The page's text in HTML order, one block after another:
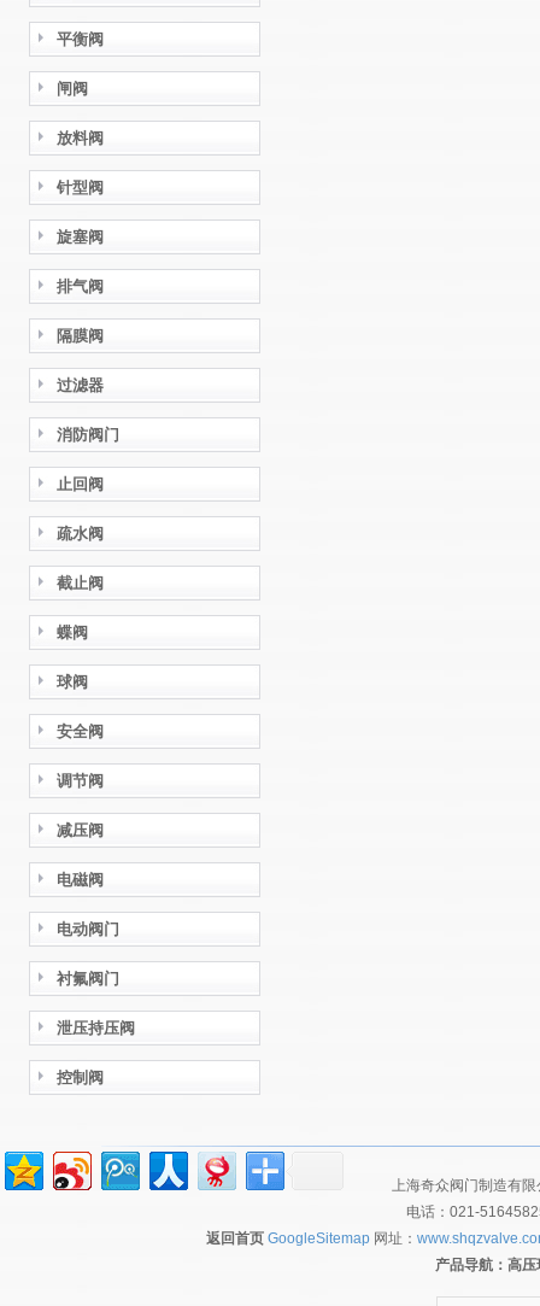
平衡阀
闸阀
放料阀
针型阀
旋塞阀
排气阀
隔膜阀
过滤器
消防阀门
止回阀
疏水阀
截止阀
蝶阀
球阀
安全阀
调节阀
减压阀
电磁阀
电动阀门
衬氟阀门
泄压持压阀
控制阀
上海奇众阀门制造有
电话：021-
返回首页 GoogleSitemap 网址：
产品导航： 高压